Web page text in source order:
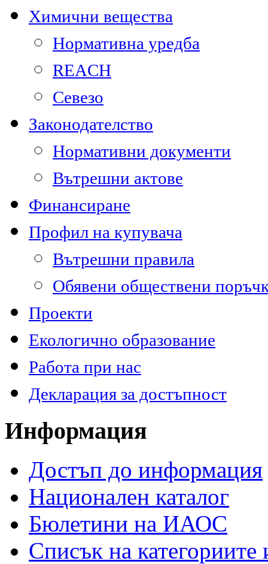
Химични вещества
Нормативна уредба
REACH
Севезо
Законодателство
Нормативни документи
Вътрешни актове
Финансиране
Профил на купувача
Вътрешни правила
Обявени обществени
Проекти
Екологично образование
Работа при нас
Декларация за достъпност
Информация
Достъп до информация
Национален каталог
Бюлетини на ИАОС
Списък на